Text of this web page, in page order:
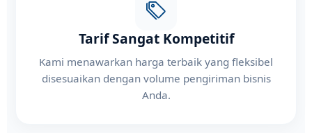
Tarif Sangat Kompetitif
Kami menawarkan harga terbaik yang fleksibel
disesuaikan dengan volume pengiriman bisnis
Anda.